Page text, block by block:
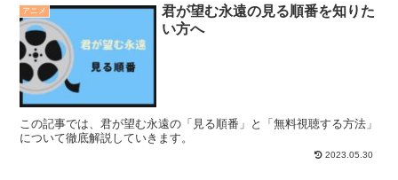
アニメ
君が望む永遠の見る順番を知りた
い方へ
この記事では、君が望む永遠の「見る順番」と「無料視聴する方法」
について徹底解説していきます。
2023.05.30